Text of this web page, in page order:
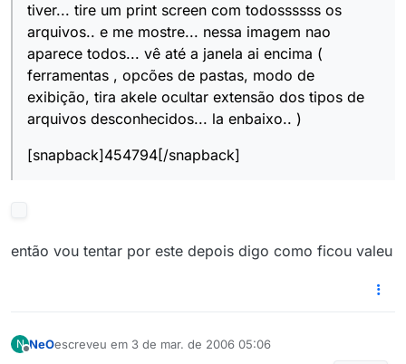
tiver... tire um print screen com todossssss os
arquivos.. e me mostre... nessa imagem nao
aparece todos... vê até a janela ai encima (
ferramentas , opcões de pastas, modo de
exibição, tira akele ocultar extensão dos tipos de
arquivos desconhecidos... la enbaixo.. )
[snapback]454794[/snapback]
então vou tentar por este depois digo como ficou valeu
N NeOescreveu em 3 de mar. de 2006 05:06
última edição por